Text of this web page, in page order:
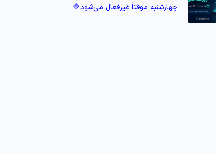
چهارشنبه موقتاً غیرفعال می‌شود🔷